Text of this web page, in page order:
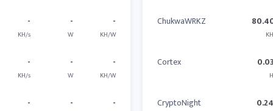
-
KH/s
-
W
-
KH/W
-
KH/s
-
W
-
KH/W
- - -
ChukwaWRKZ
Cortex
CryptoNight